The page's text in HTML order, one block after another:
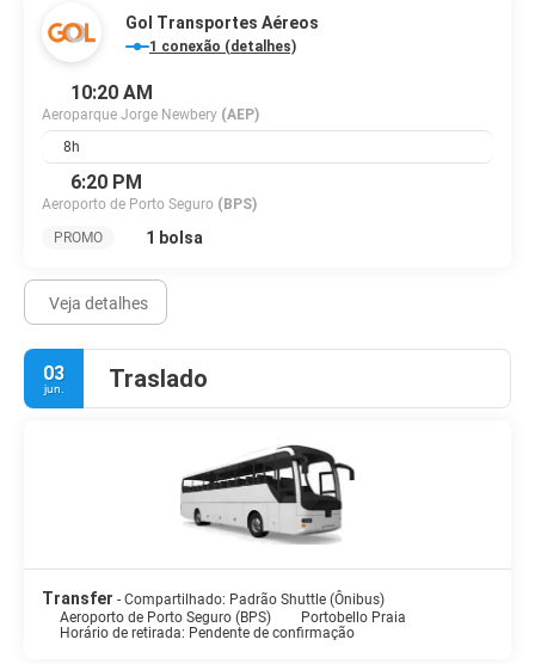
Gol Transportes Aéreos
1 conexão (detalhes)
10:20 AM
Aeroparque Jorge Newbery (AEP)
8h
6:20 PM
Aeroporto de Porto Seguro (BPS)
PROMO
1 bolsa
Veja detalhes
03
jun. Traslado
Transfer - Compartilhado: Padrão Shuttle (Ônibus)
Aeroporto de Porto Seguro (BPS)
Portobello Praia
Horário de retirada: Pendente de confirmação